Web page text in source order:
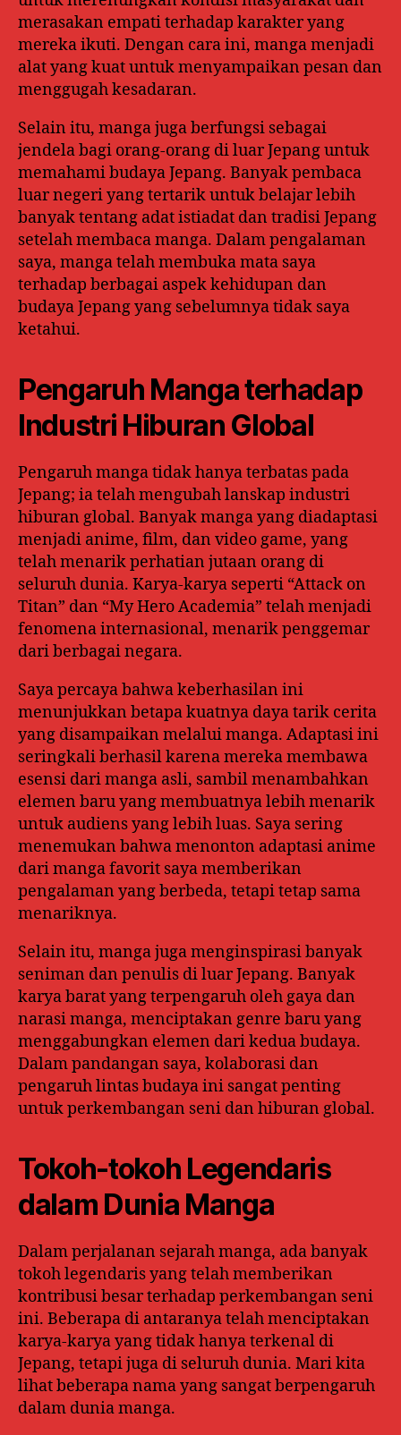
merasakan empati terhadap karakter yang
mereka ikuti. Dengan cara ini, manga menjadi
alat yang kuat untuk menyampaikan pesan dan
menggugah kesadaran.
Selain itu, manga juga berfungsi sebagai
jendela bagi orang-orang di luar Jepang untuk
memahami budaya Jepang. Banyak pembaca
luar negeri yang tertarik untuk belajar lebih
banyak tentang adat istiadat dan tradisi Jepang
setelah membaca manga. Dalam pengalaman
saya, manga telah membuka mata saya
terhadap berbagai aspek kehidupan dan
budaya Jepang yang sebelumnya tidak saya
ketahui.
Pengaruh Manga terhadap
Industri Hiburan Global
Pengaruh manga tidak hanya terbatas pada
Jepang; ia telah mengubah lanskap industri
hiburan global. Banyak manga yang diadaptasi
menjadi anime, film, dan video game, yang
telah menarik perhatian jutaan orang di
seluruh dunia. Karya-karya seperti “Attack on
Titan” dan “My Hero Academia” telah menjadi
fenomena internasional, menarik penggemar
dari berbagai negara.
Saya percaya bahwa keberhasilan ini
menunjukkan betapa kuatnya daya tarik cerita
yang disampaikan melalui manga. Adaptasi ini
seringkali berhasil karena mereka membawa
esensi dari manga asli, sambil menambahkan
elemen baru yang membuatnya lebih menarik
untuk audiens yang lebih luas. Saya sering
menemukan bahwa menonton adaptasi anime
dari manga favorit saya memberikan
pengalaman yang berbeda, tetapi tetap sama
menariknya.
Selain itu, manga juga menginspirasi banyak
seniman dan penulis di luar Jepang. Banyak
karya barat yang terpengaruh oleh gaya dan
narasi manga, menciptakan genre baru yang
menggabungkan elemen dari kedua budaya.
Dalam pandangan saya, kolaborasi dan
pengaruh lintas budaya ini sangat penting
untuk perkembangan seni dan hiburan global.
Tokoh-tokoh Legendaris
dalam Dunia Manga
Dalam perjalanan sejarah manga, ada banyak
tokoh legendaris yang telah memberikan
kontribusi besar terhadap perkembangan seni
ini. Beberapa di antaranya telah menciptakan
karya-karya yang tidak hanya terkenal di
Jepang, tetapi juga di seluruh dunia. Mari kita
lihat beberapa nama yang sangat berpengaruh
dalam dunia manga.